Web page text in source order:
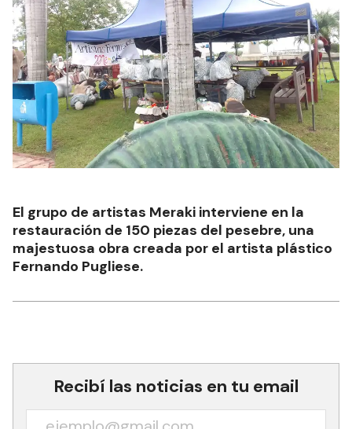
El grupo de artistas Meraki interviene en la
restauración de 150 piezas del pesebre, una
majestuosa obra creada por el artista plástico
Fernando Pugliese.
Recibí las noticias en tu email